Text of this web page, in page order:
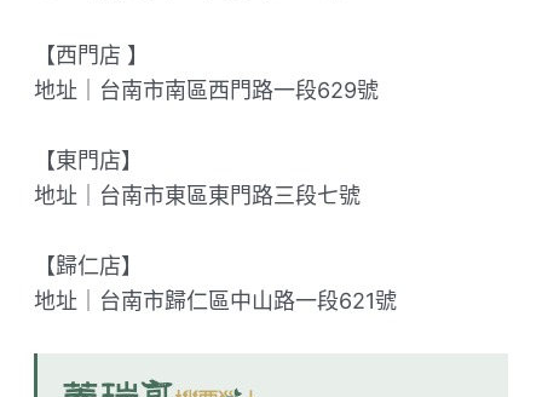
【西門店 】
地址｜台南市南區西門路一段629號
【東門店】
地址｜台南市東區東門路三段七號
【歸仁店】
地址｜台南市歸仁區中山路一段621號